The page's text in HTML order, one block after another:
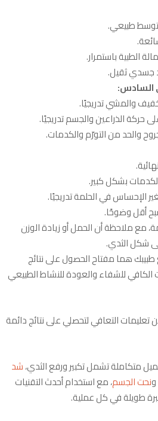
طبيعي.
الطبية باستمرار.
جسدي ثقيل.
السادس:
والمشي تدريجيًا.
حركة الذراعين والجسم تدريجيًا.
والحد من التورّم والكدمات.
بشكل كبير.
الإحساس في الحلمة تدريجيًا.
أقل وضوحًا.
مع ملاحظة أن الحمل أو زيادة الوزن
شكل الثدي.
طبيبك هما مفتاح الحصول على نتائج
للشفاء والعودة للنشاط الطبيعي
التعافي لتحصلي على نتائج دائمة
متكاملة تشمل تكبير ورفع الثدي،شد
نحت الجسم، مع استخدام أحدث التقنيات
طويلة في كل عملية.